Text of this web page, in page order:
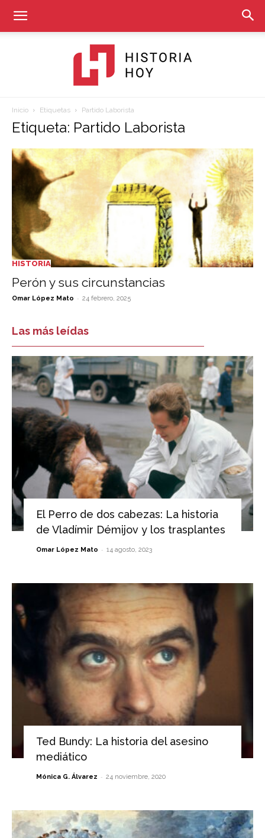
Historia
Inicio Etiquetas Partido Laborista
Etiqueta: Partido Laborista
HISTORIA
Perón y sus circunstancias
Omar López Mato - 24 febrero, 2025
Las más leídas
El Perro de dos cabezas: La historia
de Vladímir Démijov y los trasplantes
Omar López Mato - 14 agosto, 2023
Ted Bundy: La historia del asesino
mediático
Mónica G. Álvarez - 24 noviembre, 2020